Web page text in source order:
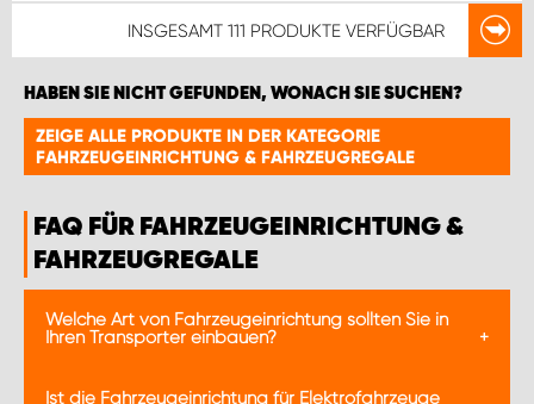
INSGESAMT 111 PRODUKTE VERFÜGBAR
HABEN SIE NICHT GEFUNDEN, WONACH SIE SUCHEN?
ZEIGE ALLE PRODUKTE IN DER KATEGORIE
FAHRZEUGEINRICHTUNG & FAHRZEUGREGALE
FAQ FÜR FAHRZEUGEINRICHTUNG &
FAHRZEUGREGALE
Welche Art von Fahrzeugeinrichtung sollten Sie in
Ihren Transporter einbauen?
Die Auswahl der Fahrzeugeinrichtung für Ihren
Ist die Fahrzeugeinrichtung für Elektrofahrzeuge